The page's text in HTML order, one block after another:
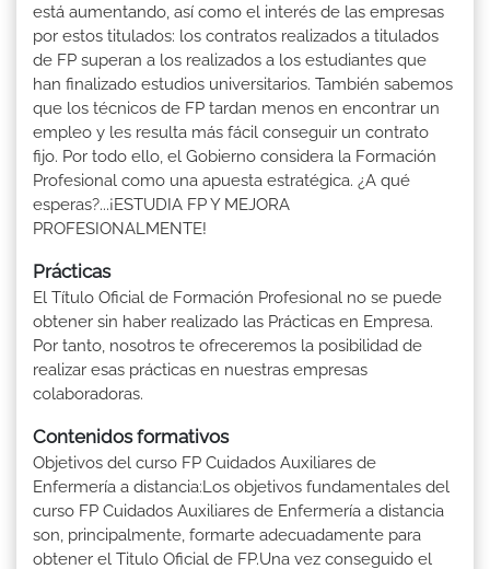
está aumentando, así como el interés de las empresas
por estos titulados: los contratos realizados a titulados
de FP superan a los realizados a los estudiantes que
han finalizado estudios universitarios. También sabemos
que los técnicos de FP tardan menos en encontrar un
empleo y les resulta más fácil conseguir un contrato
fijo. Por todo ello, el Gobierno considera la Formación
Profesional como una apuesta estratégica. ¿A qué
esperas?...¡ESTUDIA FP Y MEJORA
PROFESIONALMENTE!
Prácticas
El Título Oficial de Formación Profesional no se puede
obtener sin haber realizado las Prácticas en Empresa.
Por tanto, nosotros te ofreceremos la posibilidad de
realizar esas prácticas en nuestras empresas
colaboradoras.
Contenidos formativos
Objetivos del curso FP Cuidados Auxiliares de
Enfermería a distancia:Los objetivos fundamentales del
curso FP Cuidados Auxiliares de Enfermería a distancia
son, principalmente, formarte adecuadamente para
obtener el Titulo Oficial de FP.Una vez conseguido el